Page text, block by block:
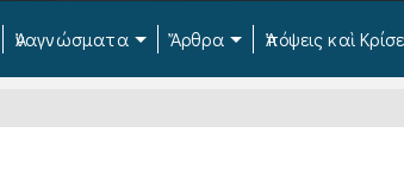
Ἀναγνώσματα Ἄρθρα Ἀπόψεις καὶ